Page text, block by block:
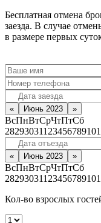
Бесплатная отмена
заезда. В случае
в размере первых
« Июнь 2023 »
ВсПнВтСрЧтПтСб
282930311 2345678910
« Июнь 2023 »
ВсПнВтСрЧтПтСб
282930311 2345678910
Кол-во взрослых